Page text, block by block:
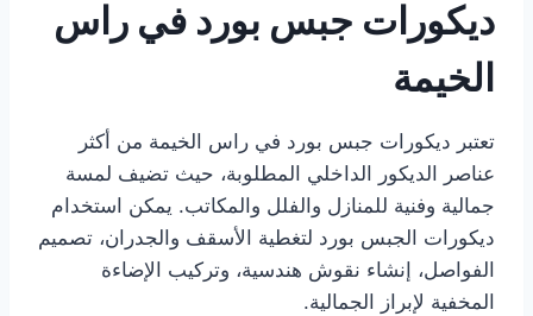
ديكورات جبس بورد في راس
الخيمة
تعتبر ديكورات جبس بورد في راس الخيمة من أكثر
عناصر الديكور الداخلي المطلوبة، حيث تضيف لمسة
جمالية وفنية للمنازل والفلل والمكاتب. يمكن استخدام
ديكورات الجبس بورد لتغطية الأسقف والجدران، تصميم
الفواصل، إنشاء نقوش هندسية، وتركيب الإضاءة
المخفية لإبراز الجمالية.